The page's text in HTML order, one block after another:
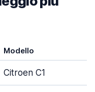
Modello
Citroen C1